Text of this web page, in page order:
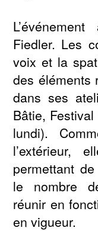
Fiedler. Les
voix et la
des éléments
dans ses
Bâtie,
lundi).
l’extérieur,
permettant
le nombre
réunir en
en vigueur.